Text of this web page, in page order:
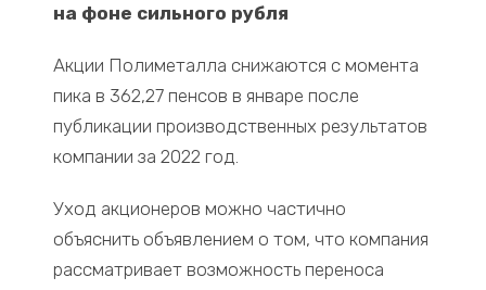
на фоне сильного рубля
Акции Полиметалла снижаются с момента
пика в 362,27 пенсов в январе после
публикации производственных результатов
компании за 2022 год.
Уход акционеров можно частично
объяснить объявлением о том, что компания
рассматривает возможность переноса